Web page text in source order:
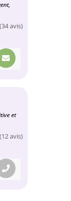
(34 avis)
et
(12 avis)